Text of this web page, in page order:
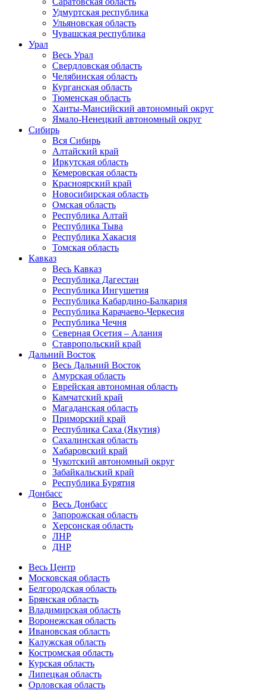
Удмуртская республика
Ульяновская область
Чувашская республика
Урал
Весь Урал
Свердловская область
Челябинская область
Курганская область
Тюменская область
Ханты-Мансийский автономный округ
Ямало-Ненецкий автономный округ
Сибирь
Вся Сибирь
Алтайский край
Иркутская область
Кемеровская область
Красноярский край
Новосибирская область
Омская область
Республика Алтай
Республика Тыва
Республика Хакасия
Томская область
Кавказ
Весь Кавказ
Республика Дагестан
Республика Ингушетия
Республика Кабардино-Балкария
Республика Карачаево-Черкесия
Республика Чечня
Северная Осетия – Алания
Ставропольский край
Дальний Восток
Весь Дальний Восток
Амурская область
Еврейская автономная область
Камчатский край
Магаданская область
Приморский край
Республика Саха (Якутия)
Сахалинская область
Хабаровский край
Чукотский автономный округ
Забайкальский край
Республика Бурятия
Донбасс
Весь Донбасс
Запорожская область
Херсонская область
ЛНР
ДНР
Весь Центр
Московская область
Белгородская область
Брянская область
Владимирская область
Воронежская область
Ивановская область
Калужская область
Костромская область
Курская область
Липецкая область
Орловская область